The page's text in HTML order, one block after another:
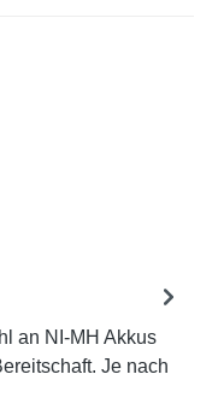
an NI-MH Akkus
Je nach